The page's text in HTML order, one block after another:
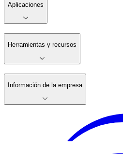
Aplicaciones
Herramientas y recursos
Información de la empresa